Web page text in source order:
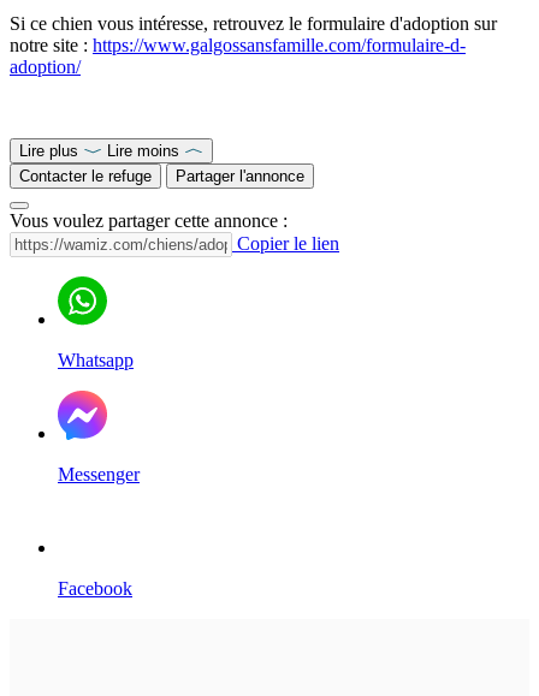
Si ce chien vous intéresse, retrouvez le formulaire d'adoption sur
notre site : https://www.galgossansfamille.com/formulaire-d-
adoption/
Lire plus
Lire moins
Contacter le refuge
Partager l'annonce
Vous voulez partager cette annonce :
Copier le lien
Whatsapp
Messenger
Facebook